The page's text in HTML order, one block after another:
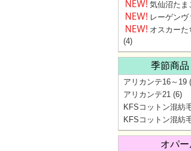
気仙沼たま
レーゲンヴ
オスカーた
(4)
季節商品
アリカンテ16～19
アリカンテ21 (6)
KFSコットン混紡
KFSコットン混紡
オパ